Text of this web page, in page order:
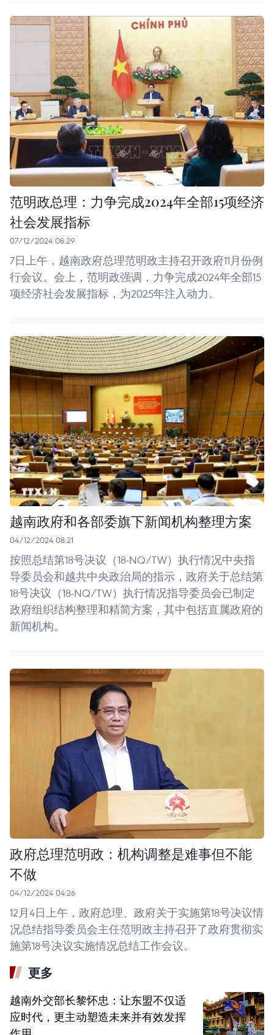
范明政总理：力争完成2024年全部15项经济
社会发展指标
07/12/2024 08:29
7日上午，越南政府总理范明政主持召开政府11月份例
行会议。会上，范明政强调，力争完成2024年全部15
项经济社会发展指标，为2025年注入动力。
越南政府和各部委旗下新闻机构整理方案
04/12/2024 08:21
按照总结第18号决议（18-NQ/TW）执行情况中央指
导委员会和越共中央政治局的指示，政府关于总结第
18号决议（18-NQ/TW）执行情况指导委员会已制定
政府组织结构整理和精简方案，其中包括直属政府的
新闻机构。
政府总理范明政：机构调整是难事但不能
不做
04/12/2024 04:26
12月4日上午，政府总理、政府关于实施第18号决议情
况总结指导委员会主任范明政主持召开了政府贯彻实
施第18号决议实施情况总结工作会议。
更多
越南外交部长黎怀忠：让东盟不仅适
应时代，更主动塑造未来并有效发挥